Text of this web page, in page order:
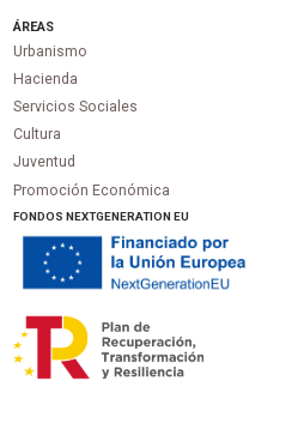
ÁREAS
Urbanismo
Hacienda
Servicios Sociales
Cultura
Juventud
Promoción Económica
FONDOS NEXTGENERATION EU